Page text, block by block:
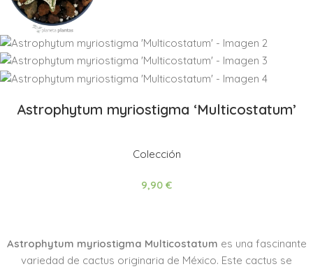
Astrophytum myriostigma ‘Multicostatum’
Colección
9,90 €
Astrophytum myriostigma Multicostatum es una fascinante
variedad de cactus originaria de México. Este cactus se